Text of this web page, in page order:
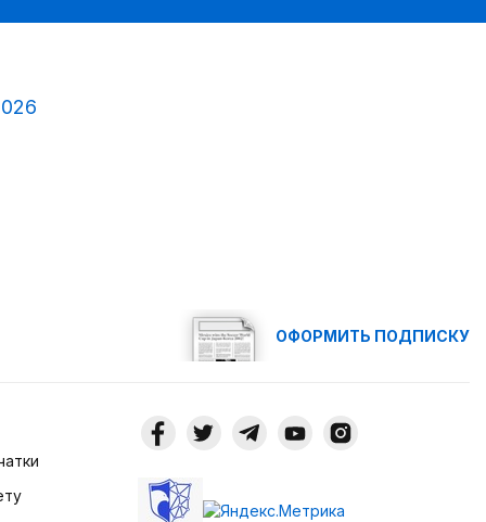
ОФОРМИТЬ ПОДПИСКУ